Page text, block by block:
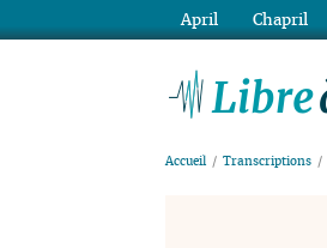
Accueil Transcriptions
April Chapril